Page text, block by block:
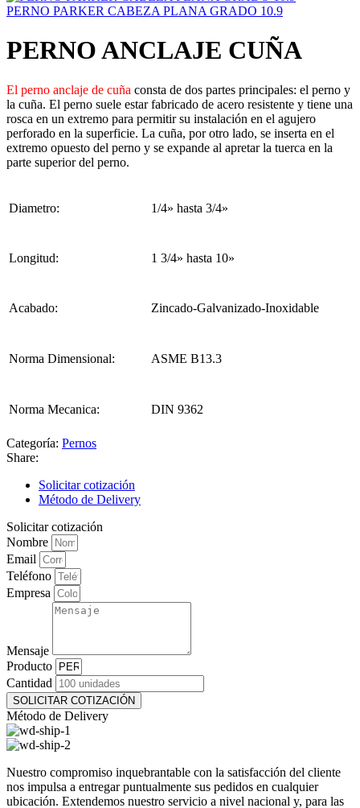
PERNO PARKER CABEZA PLANA GRADO 10.9
PERNO ANCLAJE CUÑA
El perno anclaje de cuña consta de dos partes principales: el perno y
la cuña. El perno suele estar fabricado de acero resistente y tiene una
rosca en un extremo para permitir su instalación en el agujero
perforado en la superficie. La cuña, por otro lado, se inserta en el
extremo opuesto del perno y se expande al apretar la tuerca en la
parte superior del perno.
Diametro: 1/4» hasta 3/4»
Longitud: 1 3/4» hasta 10»
Acabado: Zincado-Galvanizado-Inoxidable
Norma Dimensional: ASME B13.3
Norma Mecanica: DIN 9362
Categoría: Pernos
Share:
Solicitar cotización
Método de Delivery
Solicitar cotización
Nombre
Email
Teléfono
Empresa
Mensaje
Producto
Cantidad
SOLICITAR COTIZACIÓN
Método de Delivery
Nuestro compromiso inquebrantable con la satisfacción del cliente
nos impulsa a entregar puntualmente sus pedidos en cualquier
ubicación. Extendemos nuestro servicio a nivel nacional y, para las